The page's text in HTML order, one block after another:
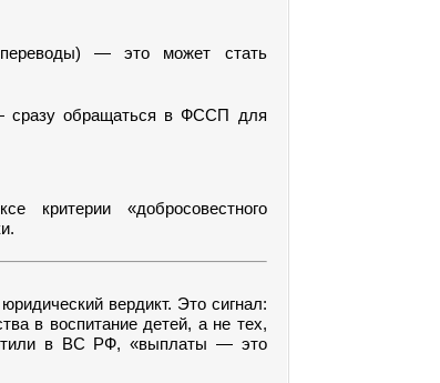
— это может стать
сразу обращаться в ФССП для
критерии «добросовестного
вердикт. Это сигнал:
в воспитание детей, а не тех,
в ВС РФ, «выплаты — это